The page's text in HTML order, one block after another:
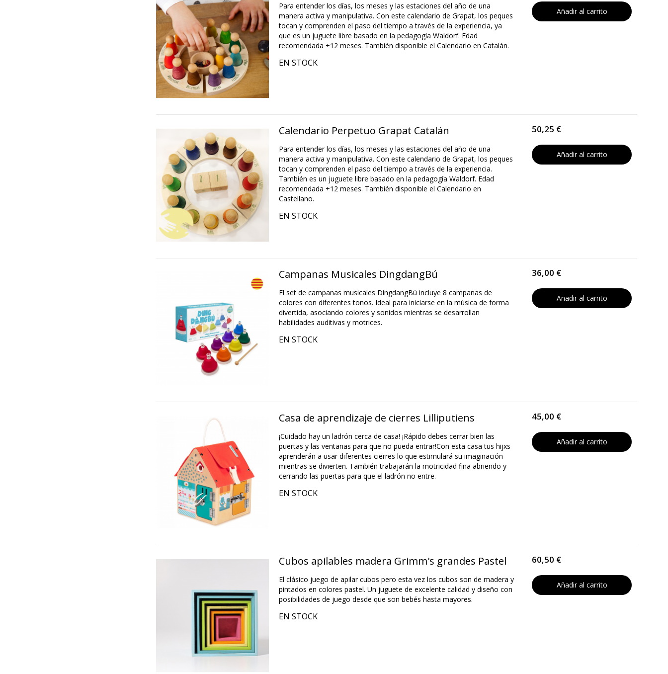
Para entender los días, los meses y las estaciones del año de una
manera activa y manipulativa. Con este calendario de Grapat, los peques
tocan y comprenden el paso del tiempo a través de la experiencia, ya
que es un juguete libre basado en la pedagogía Waldorf. Edad
recomendada +12 meses. También disponible el Calendario en Catalán.
EN STOCK
Añadir al carrito
Calendario Perpetuo Grapat Catalán
Para entender los días, los meses y las estaciones del año de una
manera activa y manipulativa. Con este calendario de Grapat, los peques
tocan y comprenden el paso del tiempo a través de la experiencia.
También es un juguete libre basado en la pedagogía Waldorf. Edad
recomendada +12 meses. También disponible el Calendario en
Castellano.
EN STOCK
50,25 €
Añadir al carrito
Campanas Musicales DingdangBú
El set de campanas musicales DingdangBú incluye 8 campanas de
colores con diferentes tonos. Ideal para iniciarse en la música de forma
divertida, asociando colores y sonidos mientras se desarrollan
habilidades auditivas y motrices.
EN STOCK
36,00 €
Añadir al carrito
Casa de aprendizaje de cierres Lilliputiens
¡Cuidado hay un ladrón cerca de casa! ¡Rápido debes cerrar bien las
puertas y las ventanas para que no pueda entrar!Con esta casa tus hijxs
aprenderán a usar diferentes cierres lo que estimulará su imaginación
mientras se divierten. También trabajarán la motricidad fina abriendo y
cerrando las puertas para que el ladrón no entre.
EN STOCK
45,00 €
Añadir al carrito
Cubos apilables madera Grimm's grandes Pastel
El clásico juego de apilar cubos pero esta vez los cubos son de madera y
pintados en colores pastel. Un juguete de excelente calidad y diseño con
posibilidades de juego desde que son bebés hasta mayores.
EN STOCK
60,50 €
Añadir al carrito